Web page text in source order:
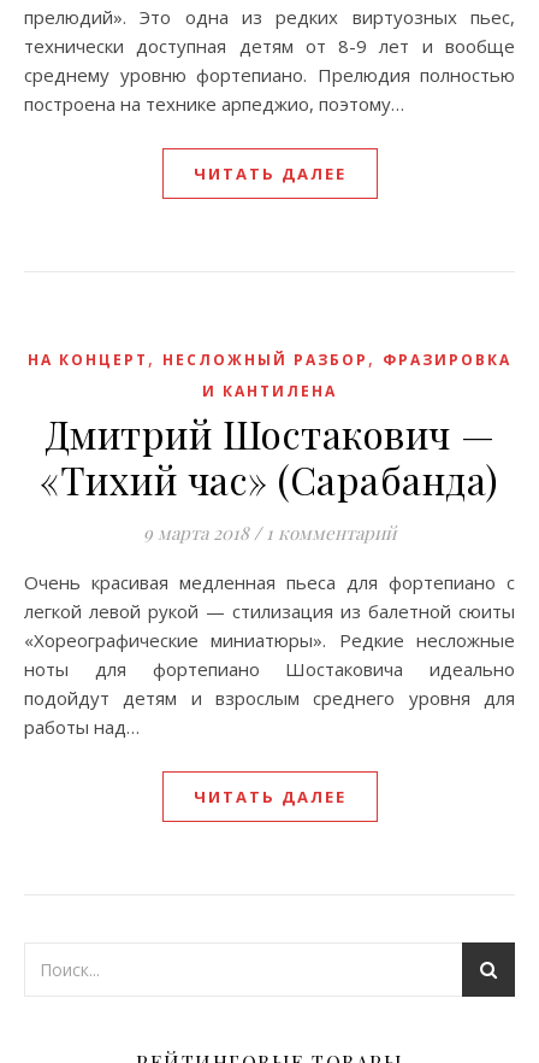
прелюдий». Это одна из редких виртуозных пьес,
технически доступная детям от 8-9 лет и вообще
среднему уровню фортепиано. Прелюдия полностью
построена на технике арпеджио, поэтому…
ЧИТАТЬ ДАЛЕЕ
НА КОНЦЕРТ , НЕСЛОЖНЫЙ РАЗБОР , ФРАЗИРОВКА
И КАНТИЛЕНА
Дмитрий Шостакович —
«Тихий час» (Сарабанда)
9 марта 2018 / 1 комментарий
Очень красивая медленная пьеса для фортепиано с
легкой левой рукой — стилизация из балетной сюиты
«Хореографические миниатюры». Редкие несложные
ноты для фортепиано Шостаковича идеально
подойдут детям и взрослым среднего уровня для
работы над…
ЧИТАТЬ ДАЛЕЕ